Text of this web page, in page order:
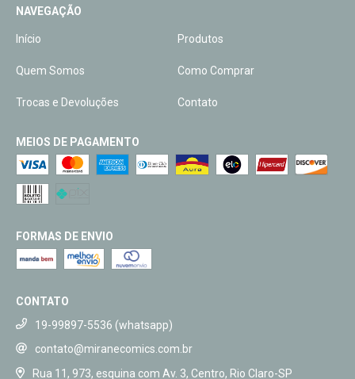
NAVEGAÇÃO
Início Produtos
Quem Somos Como Comprar
Trocas e Devoluções Contato
MEIOS DE PAGAMENTO
FORMAS DE ENVIO
CONTATO
19-99897-5536 (whatsapp)
contato@miranecomics.com.br
Rua 11, 973, esquina com Av. 3, Centro, Rio Claro-SP